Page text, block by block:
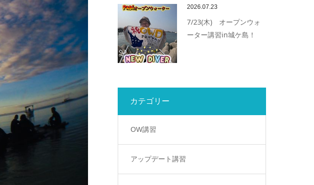
2026.07.23
7/23(木) オープンウォ
ーター講習in城ケ島！
カテゴリー
OW講習
アップデート講習